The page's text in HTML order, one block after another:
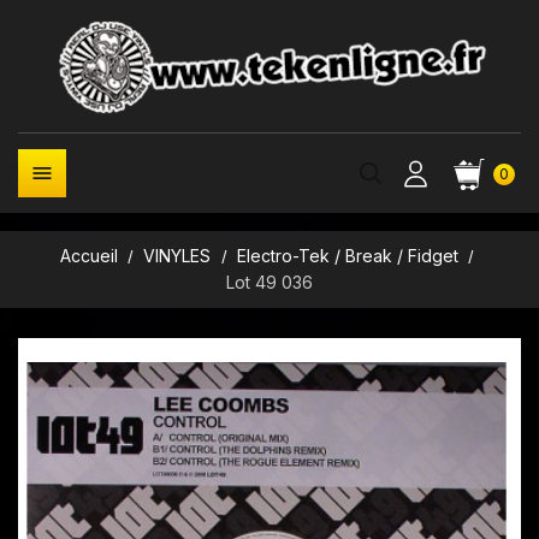
0

Accueil VINYLES
Electro-Tek / Break / Fidget
Lot 49 036